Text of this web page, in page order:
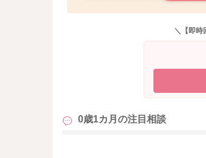
ンチが溜まっていることもあ
また目の前にいる間だけでも
遊びつかれるようになること
月齢×10分で1日にトータル10
よかったら参考になさってみて
＼【即時
0歳1カ月の注目相談